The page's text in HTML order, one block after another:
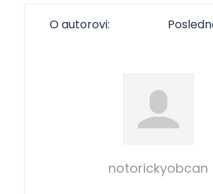
O autorovi:
notorickyobcan